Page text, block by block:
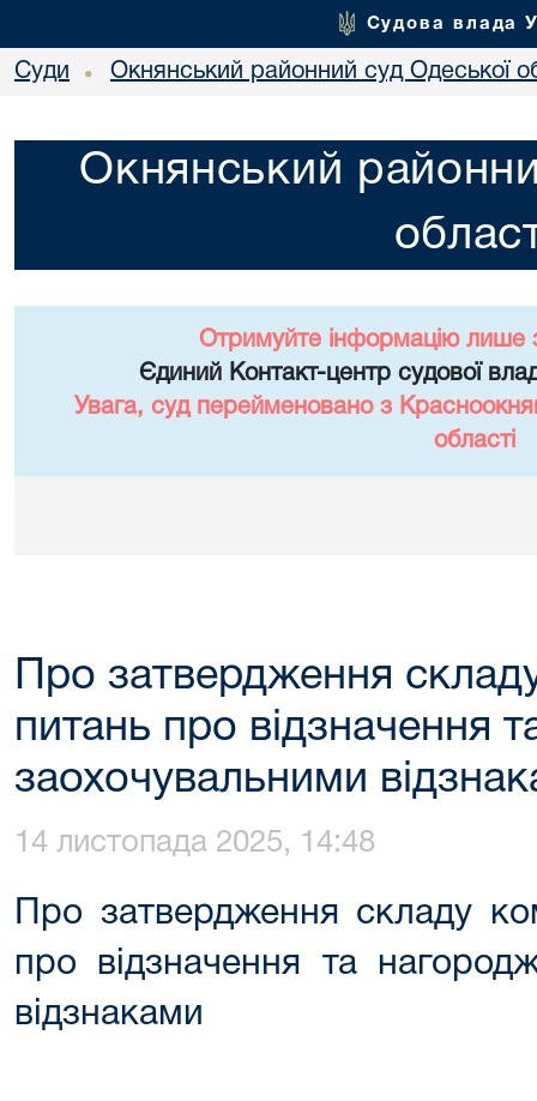
Судова влада
Суди • Окнянський районний суд Одеської
Окнянський
Отримуйте інформацію лише
Єдиний Контакт-центр судової
Увага, суд перейменовано з
області
Про затвердження
питань про відзначення
заохочувальними
14 листопада 2025, 14:48
Про затвердження складу
про відзначення та
відзнаками